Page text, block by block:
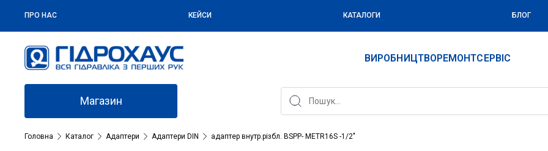
ПРО НАС КЕЙСИ КАТАЛОГИ БЛОГ
ВИРОБНИЦТВОРЕМОНТСЕРВІС
Магазин
Головна Каталог Адаптери Адаптери DIN адаптер внутр.різбл. BSPP- METR16S -1/2″